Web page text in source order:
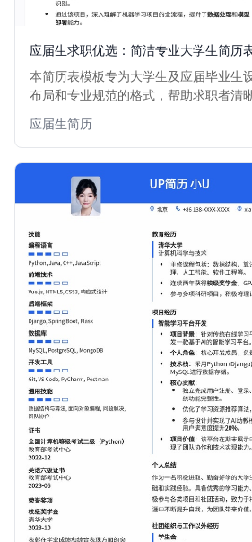
应届生求职优选：简洁专业大学生简历
本简历表模板专为大学生及应届毕业生
布局和专业规范的格式，帮助求职者清
快速浏览，是大学生迈向职场的第一步
应届生简历